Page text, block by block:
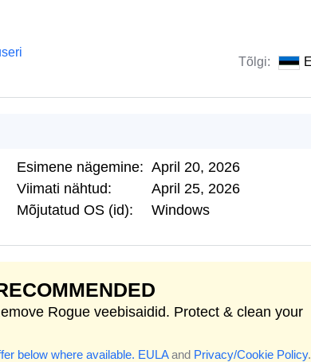
Tõlgi:
Esimene nägemine: April 20, 2026
Viimati nähtud:
April 25, 2026
Mõjutatud OS (id):
Windows
Rogue veebisaidid. Protect & clean your
below where available. EULAand Privacy/Cookie Policy.